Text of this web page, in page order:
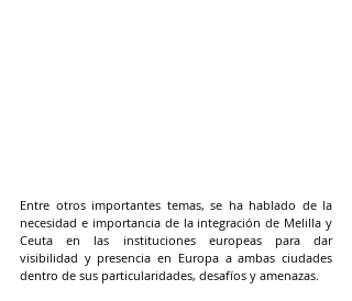
Entre otros importantes temas, se ha hablado de la
necesidad e importancia de la integración de Melilla y
Ceuta en las instituciones europeas para dar
visibilidad y presencia en Europa a ambas ciudades
dentro de sus particularidades, desafíos y amenazas.